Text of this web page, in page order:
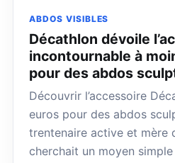
ABDOS VISIBLES
Décathlon dévoile
incontournable à
pour des abdos
Découvrir l’accessoire
euros pour des abdos
trentenaire active et mère
cherchait un moyen